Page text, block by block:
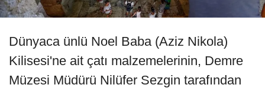
Dünyaca ünlü Noel Baba (Aziz Nikola)
Kilisesi'ne ait çatı malzemelerinin, Demre
Müzesi Müdürü Nilüfer Sezgin tarafından